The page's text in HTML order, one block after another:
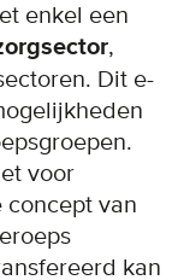
enkel een
,
Dit e-
voor
van
kan